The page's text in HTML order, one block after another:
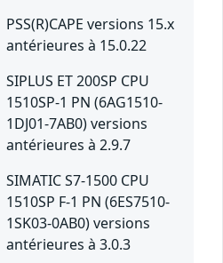
PSS(R)CAPE versions 15.x
antérieures à 15.0.22
SIPLUS ET 200SP CPU
1510SP-1 PN (6AG1510-
1DJ01-7AB0) versions
antérieures à 2.9.7
SIMATIC S7-1500 CPU
1510SP F-1 PN (6ES7510-
1SK03-0AB0) versions
antérieures à 3.0.3